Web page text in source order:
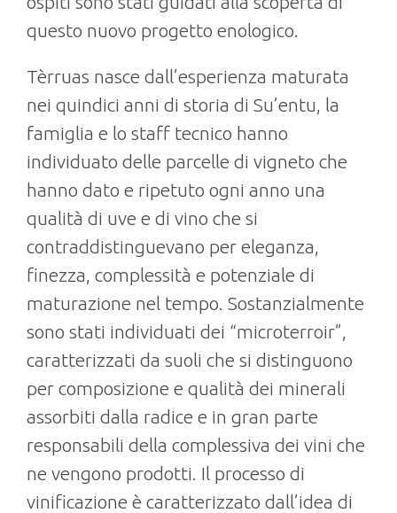
questo nuovo progetto enologico.
Tèrruas nasce dall’esperienza maturata
nei quindici anni di storia di Su’entu, la
famiglia e lo staff tecnico hanno
individuato delle parcelle di vigneto che
hanno dato e ripetuto ogni anno una
qualità di uve e di vino che si
contraddistinguevano per eleganza,
finezza, complessità e potenziale di
maturazione nel tempo. Sostanzialmente
sono stati individuati dei “microterroir”,
caratterizzati da suoli che si distinguono
per composizione e qualità dei minerali
assorbiti dalla radice e in gran parte
responsabili della complessiva dei vini che
ne vengono prodotti. Il processo di
vinificazione è caratterizzato dall’idea di